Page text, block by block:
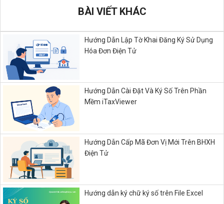
BÀI VIẾT KHÁC
Hướng Dẫn Lập Tờ Khai Đăng Ký Sử Dụng
Hóa Đơn Điện Tử
Hướng Dẫn Cài Đặt Và Ký Số Trên Phần
Mềm iTaxViewer
Hướng Dẫn Cấp Mã Đơn Vị Mới Trên BHXH
Điện Tử
Hướng dẫn ký chữ ký số trên File Excel